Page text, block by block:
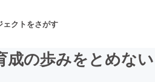
ェクトをさがす
の歩みをとめない